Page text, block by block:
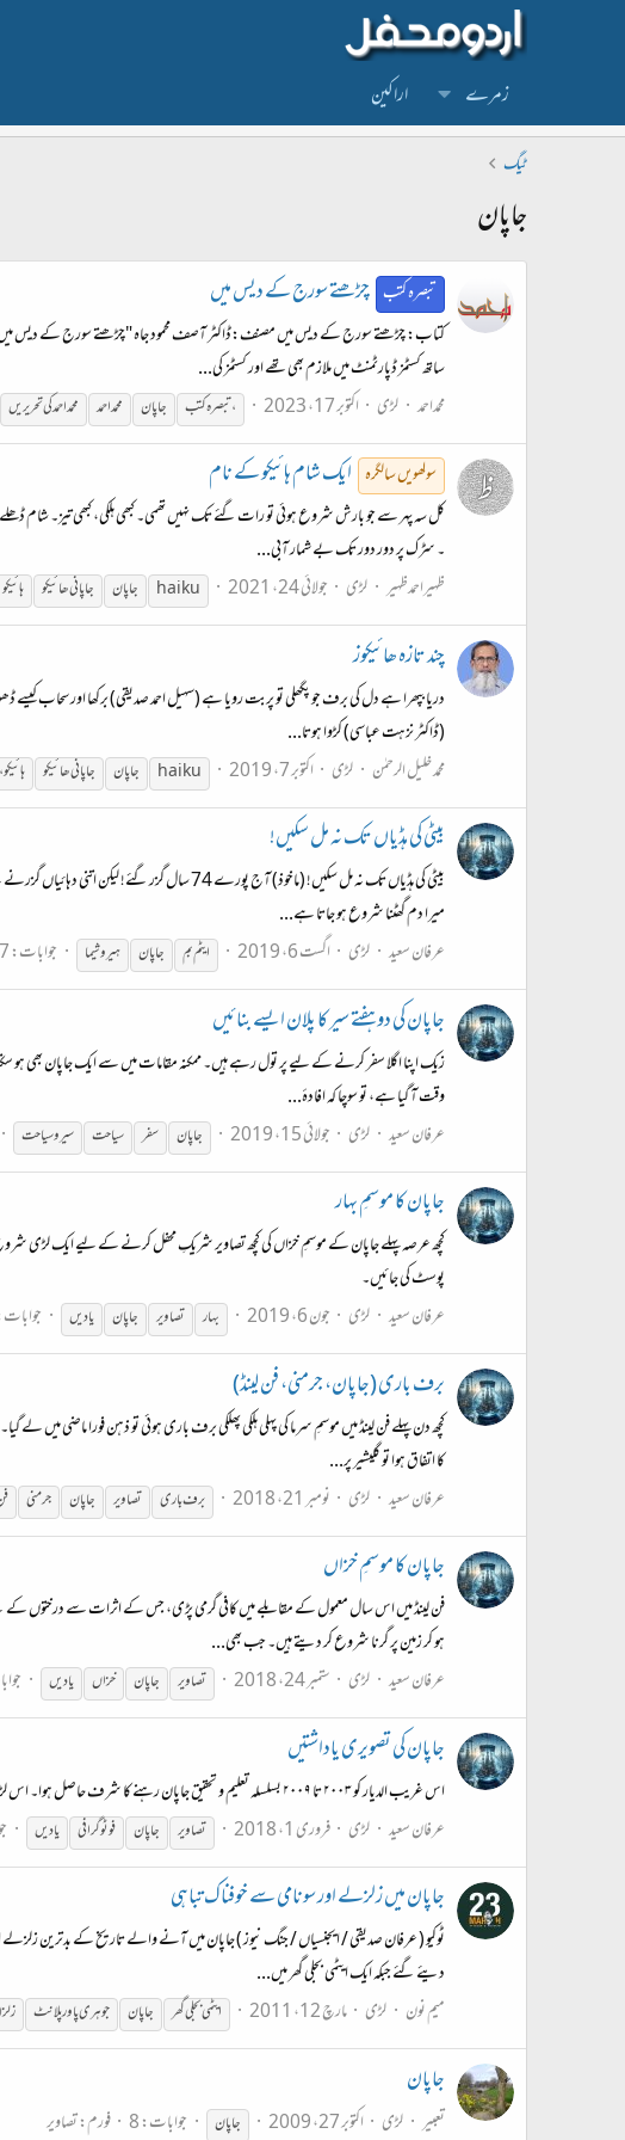
زمرے اراکین
ٹیگ
جاپان
تبصرہ کتب چڑھتے سورج کے دیس میں
کتاب: چڑھتے سورج کے دیس میں مصنف:ڈاکٹر آصف محمود جاہ "چڑھتے سورج کے دیس میں"
ساتھ کسٹمز ڈپارٹمنٹ میں ملازم بھی تھے اور کسٹمز کی...
محمداحمد لڑی اکتوبر 17، 2023 ،تبصرہ کتب جاپان محمد احمد محمد احمد کی تحریریں
سولھویں سالگرہ ایک شام ہائیکو کے نام
کل سہ پہر سے جو بارش شروع ہوئی تو رات گئے تک نہیں تھمی۔ کبھی ہلکی، کبھی تیز۔ شام
۔ سڑک پر دور دور تک بے شمار آبی...
ظہیراحمدظہیر لڑی جولائی 24، 2021 haiku جاپان جاپانی ھائیکو ہائیکو
چند تازہ ھائیکوز
دریا بپھرا ہے دل کی برف جو پگھلی تو پربت رویا ہے (سہیل احمد صدیقی) برکھا اور سحاب
(ڈاکٹر نزہت عباسی) کڑوا ہوتا...
محمد خلیل الرحمٰن
لڑی اکتوبر 7، 2019 haiku جاپان جاپانی ھائیکو ہائیکو،
بیٹی کی ہڈیاں تک نہ مل سکیں!
بیٹی کی ہڈیاں تک نہ مل سکیں! (ماخوذ) آج پورے
میرا دم گھٹنا شروع ہو جاتا ہے...
عرفان سعید لڑی اگست 6، 2019 ایٹم بم جاپان ہیروشیما جوابات: 67
جاپان کی دو ہفتے سیر کا پلان ایسے بنائیں
زیک اپنا اگلا سفر کرنے کے لیے پر تول رہے ہیں۔ ممکنہ مقامات میں سے ایک جاپان بھی ہو
وقت آ گیا ہے، تو سوچا کہ افادۂ...
عرفان سعید لڑی جولائی 15، 2019 جاپان سفر سیاحت سیروسیاحت
جاپان کا موسمِ بہار
کچھ عرصہ پہلے جاپان کے موسمِ خزاں کی کچھ تصاویر شریکِ محفل کرنے کے لیے ایک لڑی شروع
پوسٹ کی جائیں۔
عرفان سعید لڑی جون 6، 2019 بہار تصاویر جاپان یادیں جوابات:
برف باری (جاپان، جرمنی، فن لینڈ)
کا اتفاق ہوا تو گلیشیر پر...
عرفان سعید لڑی نومبر 21، 2018 برف باری تصاویر جاپان جرمنی
جاپان کا موسمِ خزاں
فن لینڈ میں اس سال معمول کے مقابلے میں کافی گرمی پڑی، جس کے اثرات سے درختوں کے
ہو کر زمین پر گرنا شروع کر دیتے ہیں۔ جب بھی...
عرفان سعید لڑی ستمبر 24، 2018 تصاویر جاپان خزاں یادیں
جاپان کی تصویری یاداشتیں
اس غریب الدیار کو ۲۰۰۳ تا ۲۰۰۹ بسلسلہ تعلیم و تحقیق جاپان رہنے کا شرف حاصل ہوا۔ اس لڑی میں اس دور کی یادیں تصاویر کی صورت میں گاہے بگاہے چسپاں کرتا رہوں گا۔ فوٹو گرافی کے فن میں بالکل کورا ہوں۔ فوٹو کے جمالیاتی پہلو سے زیادہ یاداشتوں کی شراکت مقصود ہے۔
عرفان سعید لڑی فروری 1، 2018 تصاویر جاپان فوٹوگرافی یادیں
جاپان میں زلزلے اور سونامی سے خوفناک تباہی
دیئے گئے جبکہ ایک ایٹمی بجلی گھر میں...
میم نون
لڑی مارچ 12، 2011 ایٹمی بجلی گھر جاپان جوہری پاور پلانٹ
جاپان
تعبیر لڑی اکتوبر 27، 2009 جاپان جوابات: 8 فورم:تصاویر